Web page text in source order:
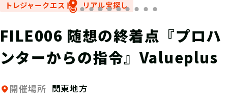
トレジャークエスト リアル宝探し
FILE006 随想の終着点『プロハ
ンターからの指令』Valueplus
開催場所 関東地方